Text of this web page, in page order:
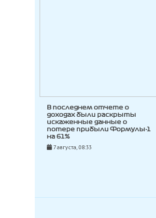
В последнем отчете о
доходах были раскрыты
искаженные данные о
потере прибыли Формулы-1
на 61%
7 августа, 08:33